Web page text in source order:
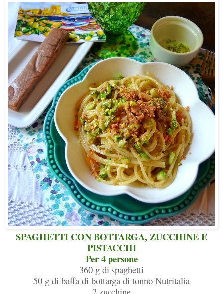
SPAGHETTI CON BOTTARGA, ZUCCHINE E
PISTACCHI
Per 4 persone
360 g di spaghetti
50 g di baffa di bottarga di tonno Nutritalia
2 zucchine